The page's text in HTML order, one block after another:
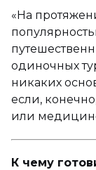
«На
одиночных
никаких
если,
или
К чему